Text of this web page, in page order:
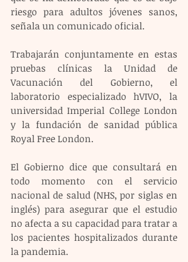
riesgo para adultos jóvenes sanos,
señala un comunicado oficial.
Trabajarán conjuntamente en estas
pruebas clínicas la Unidad de
Vacunación del Gobierno, el
laboratorio especializado hVIVO, la
universidad Imperial College London
y la fundación de sanidad pública
Royal Free London.
El Gobierno dice que consultará en
todo momento con el servicio
nacional de salud (NHS, por siglas en
inglés) para asegurar que el estudio
no afecta a su capacidad para tratar a
los pacientes hospitalizados durante
la pandemia.